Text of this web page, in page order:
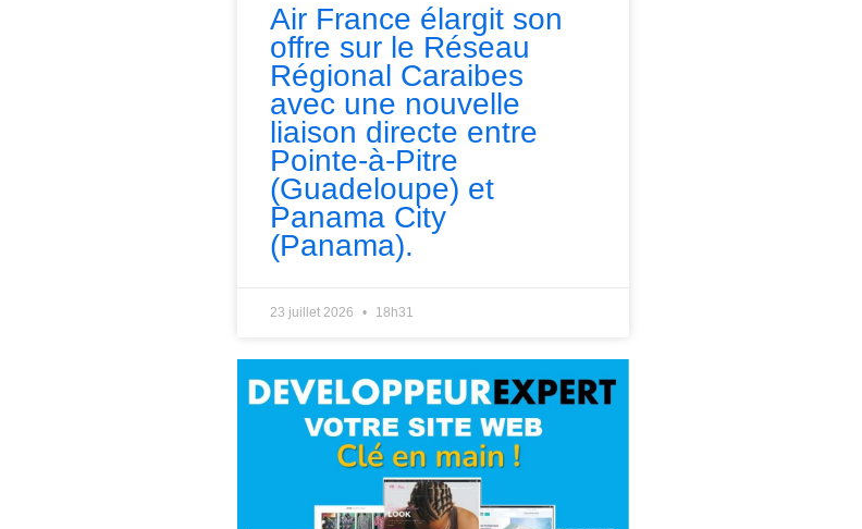
Air France élargit son
offre sur le Réseau
Régional Caraibes
avec une nouvelle
liaison directe entre
Pointe-à-Pitre
(Guadeloupe) et
Panama City
(Panama).
23 juillet 2026 18h31